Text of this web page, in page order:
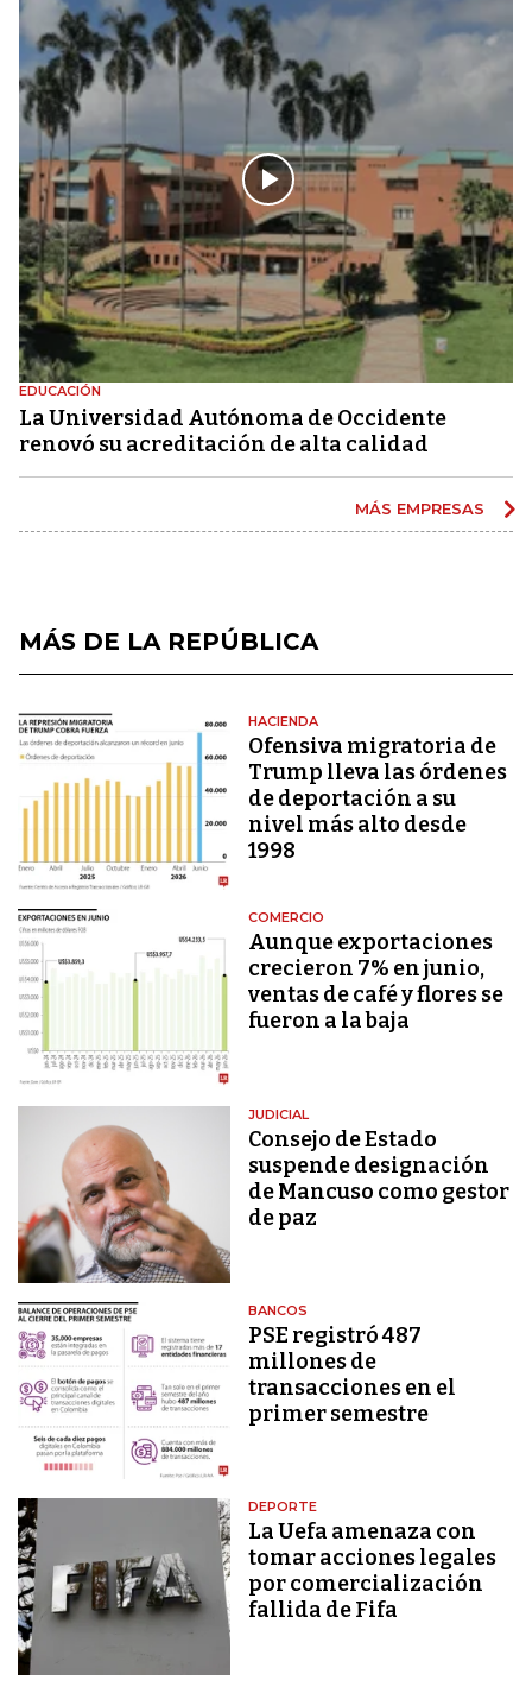
EDUCACIÓN
La Universidad Autónoma de Occidente
renovó su acreditación de alta calidad
MÁS EMPRESAS
MÁS DE LA REPÚBLICA
HACIENDA
Ofensiva migratoria de
Trump lleva las órdenes
de deportación a su
nivel más alto desde
1998
COMERCIO
Aunque exportaciones
crecieron 7% en junio,
ventas de café y flores se
fueron a la baja
JUDICIAL
Consejo de Estado
suspende designación
de Mancuso como gestor
de paz
BANCOS
PSE registró 487
millones de
transacciones en el
primer semestre
DEPORTE
La Uefa amenaza con
tomar acciones legales
por comercialización
fallida de Fifa